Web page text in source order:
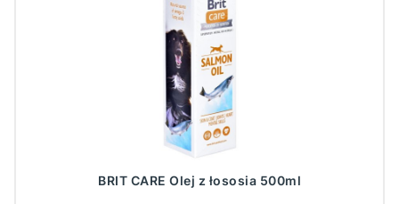
BRIT CARE Olej z łososia 500ml